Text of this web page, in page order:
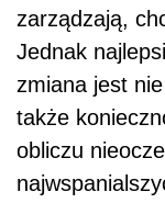
zarządzają,
Jednak
zmiana jest
także
obliczu